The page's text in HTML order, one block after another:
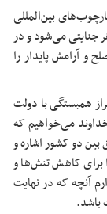
بین‌المللی
جنایتی می‌شود و در
و آرامش پایدار را
همبستگی با دولت
می‌خواهیم که
بین دو کشور اشاره و
برای کاهش تنش‌ها و
آنچه که در نهایت
باشد.